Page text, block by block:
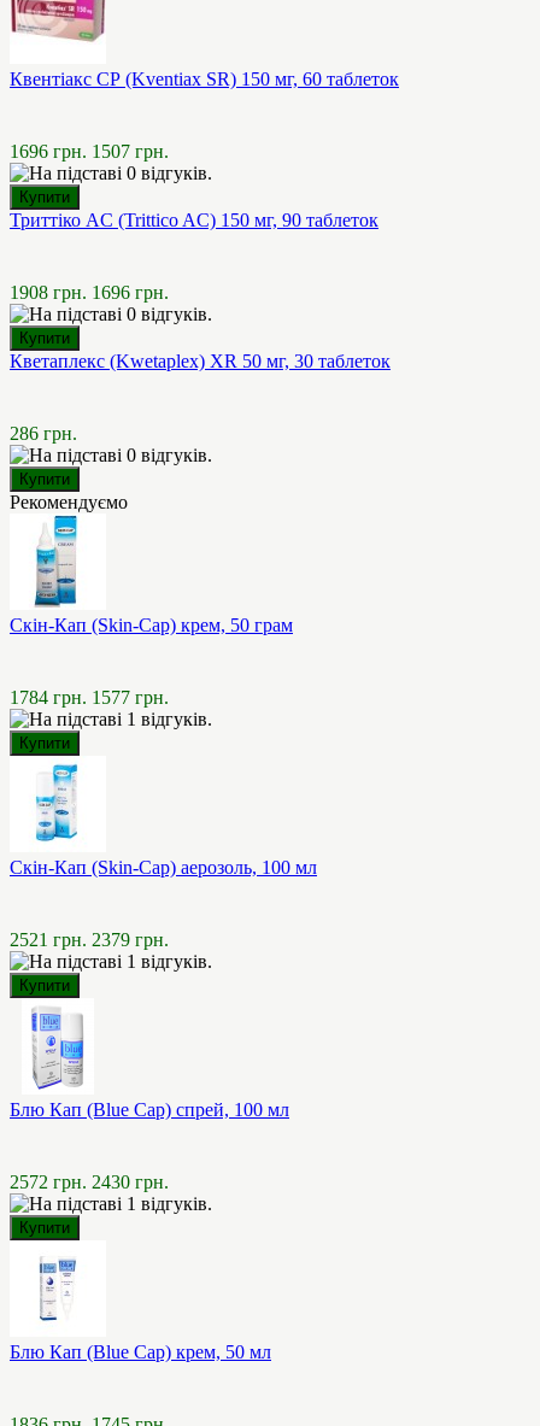
Квентіакс СР (Kventiax SR) 150 мг, 60 таблеток
1696 грн. 1507 грн.
Триттіко AC (Trittico AC) 150 мг, 90 таблеток
1908 грн. 1696 грн.
Кветаплекс (Kwetaplex) XR 50 мг, 30 таблеток
286 грн.
Рекомендуємо
Скін-Кап (Skin-Cap) крем, 50 грам
1784 грн. 1577 грн.
Скін-Кап (Skin-Cap) аерозоль, 100 мл
2521 грн. 2379 грн.
Блю Кап (Blue Cap) спрей, 100 мл
2572 грн. 2430 грн.
Блю Кап (Blue Cap) крем, 50 мл